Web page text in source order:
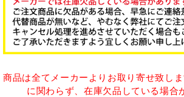
商品は全てメーカーよりお取り寄せ致し
に関わらず、在庫欠品している場合